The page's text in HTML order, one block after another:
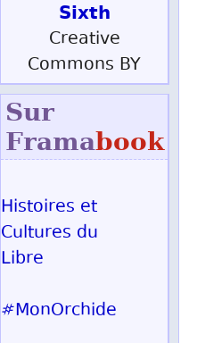
Sixth
Creative
Commons BY
Sur
Framabook
Histoires et
Cultures du
Libre
#MonOrchide